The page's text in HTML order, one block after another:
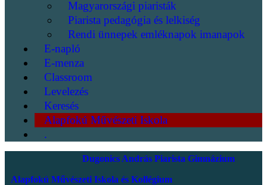
Magyarországi piaristák
Piarista pedagógia és lelkiség
Rendi ünnepek emléknapok imanapok
E-napló
E-menza
Classroom
Levelezés
Keresés
Alapfokú Művészeti Iskola
.
Dugonics András Piarista Gimnázium
Alapfokú Művészeti Iskola és Kollégium